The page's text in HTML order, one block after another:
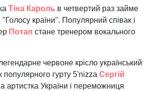
Тіна Кароль в четвертий раз займе
"Голосу країни". Популярний співак і
Потап стане тренером вокального
червоне крісло український
популярного гурту 5'nizza Сергій
артистка України і переможниця